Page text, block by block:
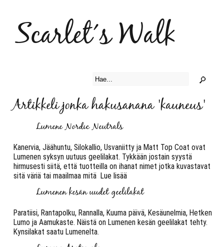
Scarlet´s Walk
Artikkeli jonka hakusanana 'kauneus'
Lumene Nordic Neutrals
Kanervia, Jäähuntu, Silokallio, Usvaniitty ja Matt Top Coat ovat
Lumenen syksyn uutuus geelilakat. Tykkään jostain syystä
hirmusesti siitä, että tuotteilla on ihanat nimet jotka kuvastavat
sitä väriä tai maailmaa mitä Lue lisää
Lumenen kesän uudet geelilakat
Paratiisi, Rantapolku, Rannalla, Kuuma päivä, Kesäunelmia, Hetken
Lumo ja Aamukaste. Näistä on Lumenen kesän geelilakat tehty.
Kynsilakat saatu Lumenelta.